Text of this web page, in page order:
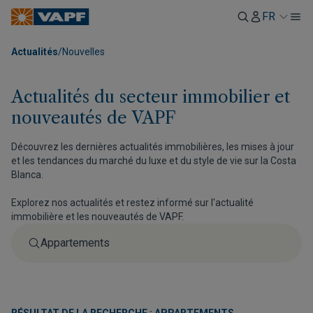
FR
Actualités/Nouvelles
Actualités du secteur immobilier et
nouveautés de VAPF
Découvrez les dernières actualités immobilières, les mises à jour
et les tendances du marché du luxe et du style de vie sur la Costa
Blanca.
Explorez nos actualités et restez informé sur l'actualité
immobilière et les nouveautés de VAPF.